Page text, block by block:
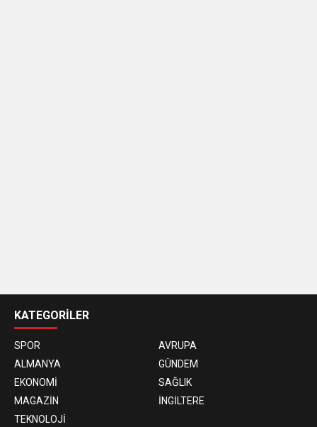
siteleri
KATEGORİLER
SPOR
AVRUPA
ALMANYA
GÜNDEM
EKONOMİ
SAĞLIK
MAGAZİN
İNGİLTERE
TEKNOLOJİ